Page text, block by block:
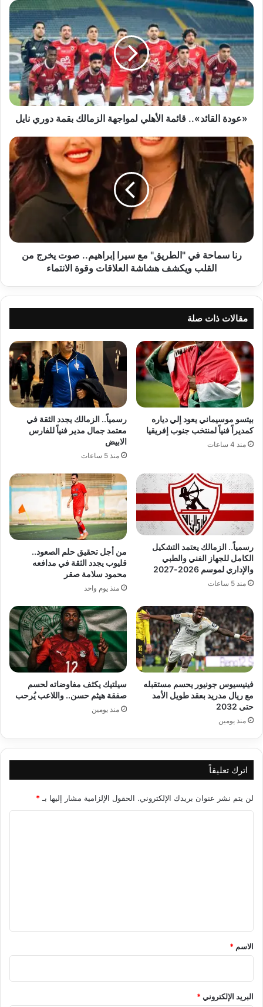
«عودة
القائد»..
الأهلي
لمواجهة
الزمالك
بقمة
دوري
نايل
«عودة القائد».. قائمة الأهلي لمواجهة الزمالك بقمة دوري نايل
رنا
سماحة
في
"الطريق"
مع
سيرا
إبراهيم..
يخرج
وقوة
الانتماء
رنا سماحة في "الطريق" مع سيرا إبراهيم.. صوت يخرج من
القلب ويكشف هشاشة العلاقات وقوة الانتماء
مقالات ذات صلة
بيتسو موسيماني يعود إلي دياره
كمديراً فنياً لمنتخب جنوب إفريقيا
منذ 4 ساعات
رسمياً.. الزمالك يجدد الثقة في
معتمد جمال مدير فنياً للفارس
الابيض
منذ 5 ساعات
رسمياً.. الزمالك يعتمد التشكيل
الكامل للجهاز الفني والطبي
والإداري لموسم 2026-2027
منذ 5 ساعات
من أجل تحقيق حلم الصعود..
قليوب يجدد الثقة في مدافعه
محمود سلامة صقر
منذ يوم واحد
فينيسيوس جونيور يحسم مستقبله
مع ريال مدريد بعقد طويل الأمد
حتى 2032
منذ يومين
سيلتيك يكثف مفاوضاته لحسم
صفقة هيثم حسن.. واللاعب يُرحب
منذ يومين
اترك تعليقاً
لن يتم نشر عنوان بريدك الإلكتروني. الحقول الإلزامية مشار إليها بـ *
*
الاسم *
البريد الإلكتروني*